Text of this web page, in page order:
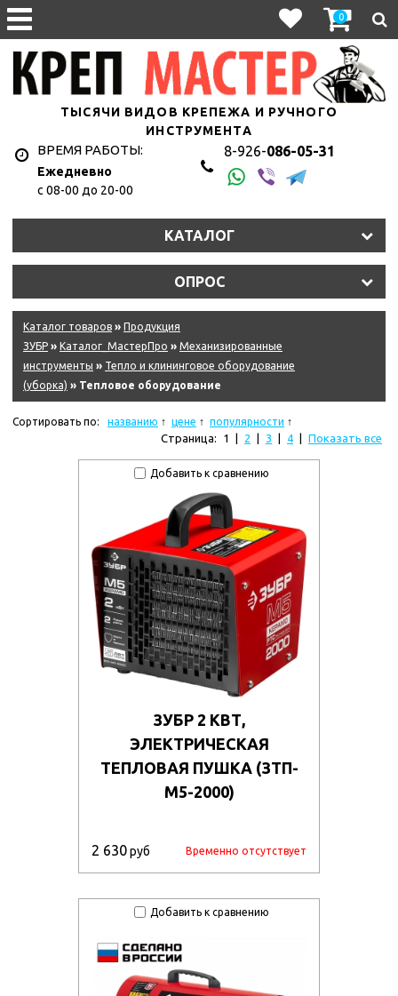
0
ТЫСЯЧИ ВИДОВ КРЕПЕЖА И РУЧНОГО
ИНСТРУМЕНТА
ВРЕМЯ РАБОТЫ:
Ежедневно
с 08-00 до 20-00
8-926-086-05-31
КАТАЛОГ
ОПРОС
Каталог товаров » Продукция
ЗУБР » Каталог_МастерПро » Механизированные
инструменты » Тепло и клининговое оборудование
(уборка) » Тепловое оборудование
Сортировать по: названию цене популярности
Страница: 1 2 3 4 Показать все
Добавить к сравнению
ЗУБР 2 КВТ,
ЭЛЕКТРИЧЕСКАЯ
ТЕПЛОВАЯ ПУШКА (ЗТП-
М5-2000)
2 630руб Временно отсутствует
Добавить к сравнению